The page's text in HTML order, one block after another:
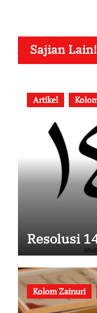
Sajian Lain!
Artikel
Resolusi
Kolom Zainuri